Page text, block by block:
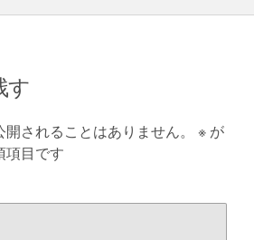
す
されることはありません。 ※ が
項目です